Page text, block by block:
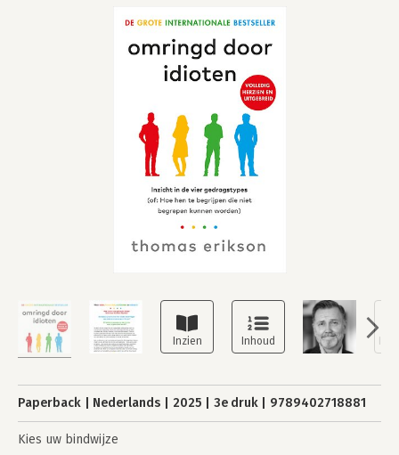
Paperback Nederlands 2025 3e druk 9789402718881
Kies uw bindwijze